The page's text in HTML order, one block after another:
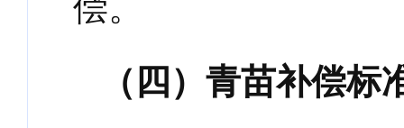
（四）青苗补偿标